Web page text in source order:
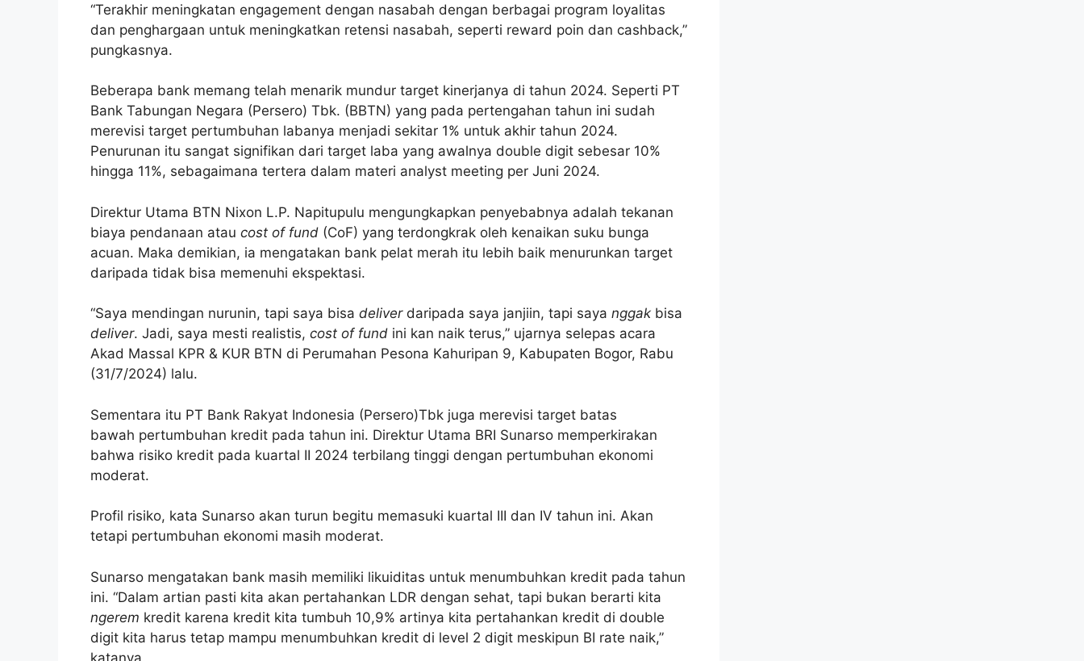
“Terakhir meningkatan engagement dengan nasabah dengan berbagai program loyalitas
dan penghargaan untuk meningkatkan retensi nasabah, seperti reward poin dan cashback,”
pungkasnya.
Beberapa bank memang telah menarik mundur target kinerjanya di tahun 2024. Seperti PT
Bank Tabungan Negara (Persero) Tbk. (BBTN) yang pada pertengahan tahun ini sudah
merevisi target pertumbuhan labanya menjadi sekitar 1% untuk akhir tahun 2024.
Penurunan itu sangat signifikan dari target laba yang awalnya double digit sebesar 10%
hingga 11%, sebagaimana tertera dalam materi analyst meeting per Juni 2024.
Direktur Utama BTN Nixon L.P. Napitupulu mengungkapkan penyebabnya adalah tekanan
biaya pendanaan atau cost of fund (CoF) yang terdongkrak oleh kenaikan suku bunga
acuan. Maka demikian, ia mengatakan bank pelat merah itu lebih baik menurunkan target
daripada tidak bisa memenuhi ekspektasi.
“Saya mendingan nurunin, tapi saya bisa deliverdaripada saya janjiin, tapi saya nggak bisa
deliver. Jadi, saya mesti realistis, cost of fund ini kan naik terus,” ujarnya selepas acara
Akad Massal KPR & KUR BTN di Perumahan Pesona Kahuripan 9, Kabupaten Bogor, Rabu
(31/7/2024) lalu.
Sementara itu PT Bank Rakyat Indonesia (Persero)Tbk juga merevisi target batas
bawah pertumbuhan kredit pada tahun ini. Direktur Utama BRI Sunarso memperkirakan
bahwa risiko kredit pada kuartal II 2024 terbilang tinggi dengan pertumbuhan ekonomi
moderat.
Profil risiko, kata Sunarso akan turun begitu memasuki kuartal III dan IV tahun ini. Akan
tetapi pertumbuhan ekonomi masih moderat.
Sunarso mengatakan bank masih memiliki likuiditas untuk menumbuhkan kredit pada tahun
ini. “Dalam artian pasti kita akan pertahankan LDR dengan sehat, tapi bukan berarti kita
ngerem kredit karena kredit kita tumbuh 10,9% artinya kita pertahankan kredit di double
digit kita harus tetap mampu menumbuhkan kredit di level 2 digit meskipun BI rate naik,”
katanya.